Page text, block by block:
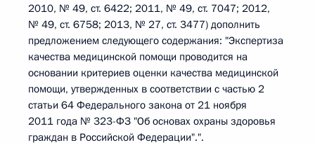
2010, № 49, ст. 6422; 2011, № 49, ст. 7047; 2012,
№ 49, ст. 6758; 2013, № 27, ст. 3477) дополнить
предложением следующего содержания: "Экспертиза
качества медицинской помощи проводится на
основании критериев оценки качества медицинской
помощи, утвержденных в соответствии с частью 2
статьи 64 Федерального закона от 21 ноября
2011 года № 323-ФЗ "Об основах охраны здоровья
граждан в Российской Федерации".".